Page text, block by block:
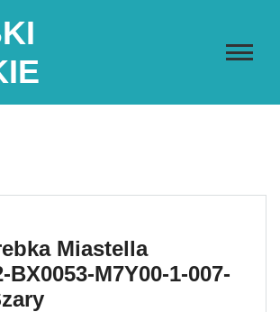
Miastella
BX0053-M7Y00-1-007-